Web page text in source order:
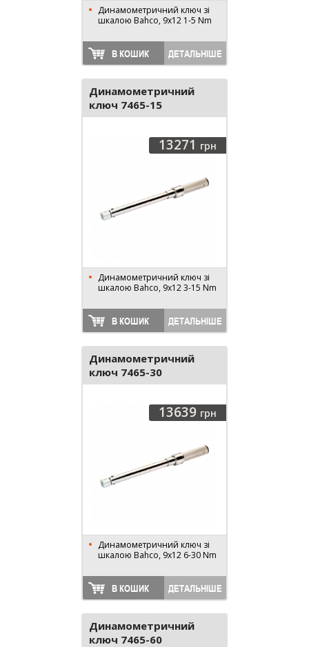
Динамометричний ключ зі
шкалою Bahco, 9x12 1-5 Nm
В КОШИК ДЕТАЛЬНІШЕ
Динамометричний
ключ 7465-15
13271 грн
Динамометричний ключ зі
шкалою Bahco, 9x12 3-15 Nm
В КОШИК ДЕТАЛЬНІШЕ
Динамометричний
ключ 7465-30
13639 грн
Динамометричний ключ зі
шкалою Bahco, 9x12 6-30 Nm
В КОШИК ДЕТАЛЬНІШЕ
Динамометричний
ключ 7465-60